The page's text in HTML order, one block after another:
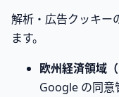
解析・広告クッキー
ます。
欧州経済領域
Google の同意